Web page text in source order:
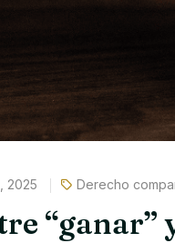
2025 Derecho
“ganar”